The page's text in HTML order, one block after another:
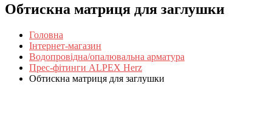
Обтискна матриця для заглушки
Головна
Інтернет-магазин
Водопровідна/опалювальна арматура
Прес-фітинги ALPEX Herz
Обтискна матриця для заглушки